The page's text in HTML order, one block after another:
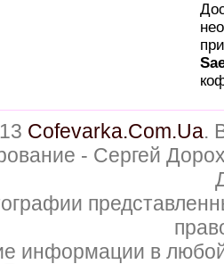
Cofevarka.Com.Ua.
- Сергей
информации в